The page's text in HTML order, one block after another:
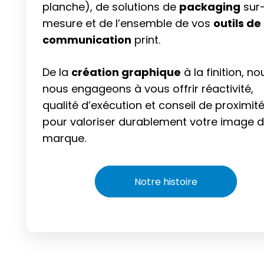
planche), de solutions de packaging sur-
mesure et de l’ensemble de vos outils de
communication print.
De la création graphique à la finition,
nous engageons à vous offrir réactivité,
qualité d’exécution et conseil de proximité
pour valoriser durablement votre image
marque.
Notre histoire